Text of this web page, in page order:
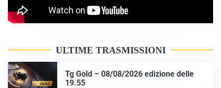
ULTIME TRASMISSIONI
Tg Gold – 08/08/2026 edizione delle
19.55